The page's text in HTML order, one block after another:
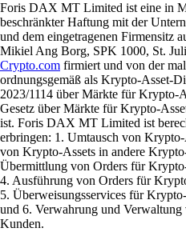
Foris DAX MT Limited ist eine in
beschränkter Haftung mit der
und dem eingetragenen Firmensitz
Mikiel Ang Borg, SPK 1000, St.
Crypto.com firmiert und von der
ordnungsgemäß als Krypto-Asset-
2023/1114 über Märkte für Krypto-
Gesetz über Märkte für Krypto-
ist. Foris DAX MT Limited ist
erbringen: 1. Umtausch von
von Krypto-Assets in andere
Übermittlung von Orders für
4. Ausführung von Orders für
5. Überweisungsservices für
und 6. Verwahrung und
Kunden.